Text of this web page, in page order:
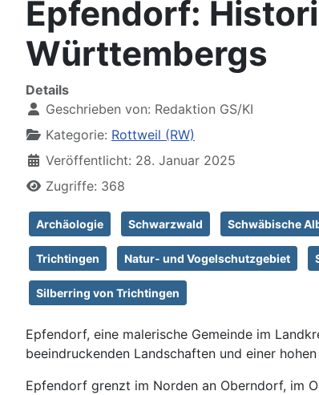
Epfendorf:
Württembergs
Details
Geschrieben von: Redaktion GS/KI
Kategorie: Rottweil (RW)
Veröffentlicht: 28. Januar 2025
Zugriffe: 368
Archäologie Schwarzwald Schwäbische
Trichtingen Natur- und Vogelschutzgebiet
Silberring von Trichtingen
Epfendorf, eine malerische Gemeinde im
beeindruckenden Landschaften und einer
Epfendorf grenzt im Norden an Oberndorf, im